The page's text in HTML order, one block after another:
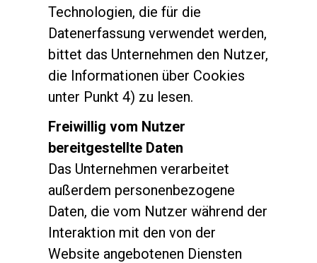
Technologien, die für die
Datenerfassung verwendet werden,
bittet das Unternehmen den Nutzer,
die Informationen über Cookies
unter Punkt 4) zu lesen.
Freiwillig vom Nutzer
bereitgestellte Daten
Das Unternehmen verarbeitet
außerdem personenbezogene
Daten, die vom Nutzer während der
Interaktion mit den von der
Website angebotenen Diensten